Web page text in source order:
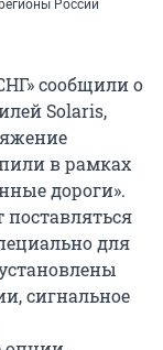
России
сообщили о
Solaris,
в рамках
дороги».
поставляться
для
сигнальное